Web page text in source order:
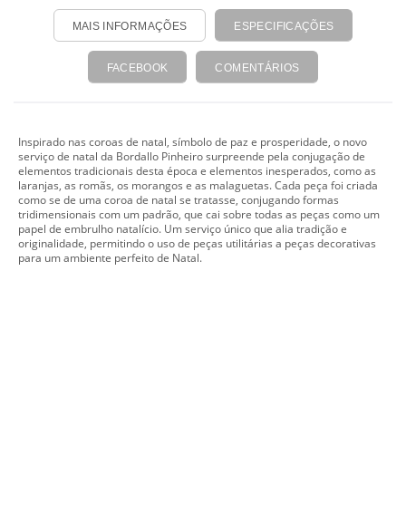
MAIS INFORMAÇÕES ESPECIFICAÇÕES
FACEBOOK COMENTÁRIOS
Inspirado nas coroas de natal, símbolo de paz e prosperidade, o novo
serviço de natal da Bordallo Pinheiro surpreende pela conjugação de
elementos tradicionais desta época e elementos inesperados, como as
laranjas, as romãs, os morangos e as malaguetas. Cada peça foi criada
como se de uma coroa de natal se tratasse, conjugando formas
tridimensionais com um padrão, que cai sobre todas as peças como um
papel de embrulho natalício. Um serviço único que alia tradição e
originalidade, permitindo o uso de peças utilitárias a peças decorativas
para um ambiente perfeito de Natal.